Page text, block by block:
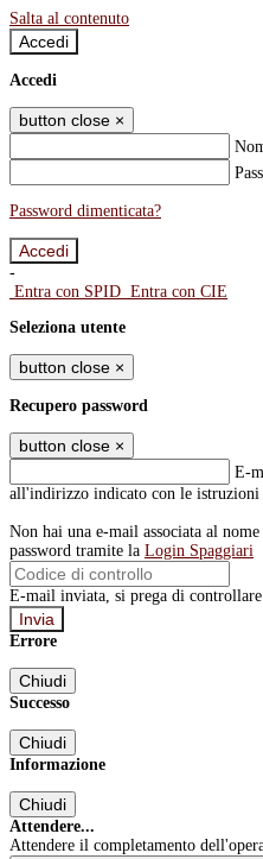
Salta al contenuto
Accedi
Accedi
button close ×
Password dimenticata?
-
Entra con SPID Entra con CIE
Seleziona utente
button close ×
Recupero password
button close ×
E-
all'indirizzo indicato con le istruzioni
Non hai una e-mail associata al
password tramite la Login Spaggiari
E-mail inviata, si prega di
Errore
Chiudi
Successo
Chiudi
Informazione
Chiudi
Attendere...
Attendere il completamento